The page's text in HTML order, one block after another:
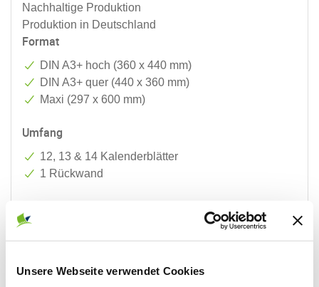
Unsere Webseite verwendet Cookies
Nachhaltige Produktion
Produktion in Deutschland
Format
DIN A3+ hoch (360 x 440 mm)
DIN A3+ quer (440 x 360 mm)
Maxi (297 x 600 mm)
Umfang
12, 13 & 14 Kalenderblätter
1 Rückwand
Druck